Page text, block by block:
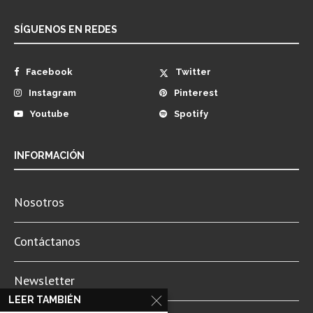
Instagram
Pinterest
Youtube
Spotify
Contáctanos
Newsletter
Aviso de Privacidad
LEER TAMBIÉN